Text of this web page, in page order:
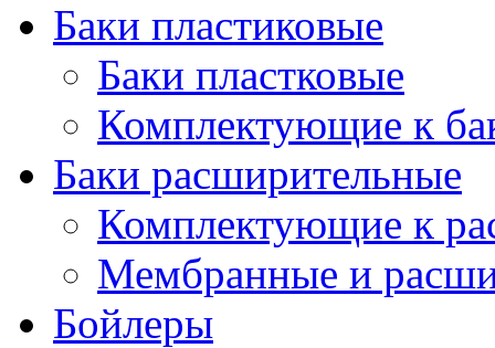
Баки пластиковые
Баки пластковые
Комплектующие к
Баки расширительные
Комплектующие к
Мембранные и
Бойлеры